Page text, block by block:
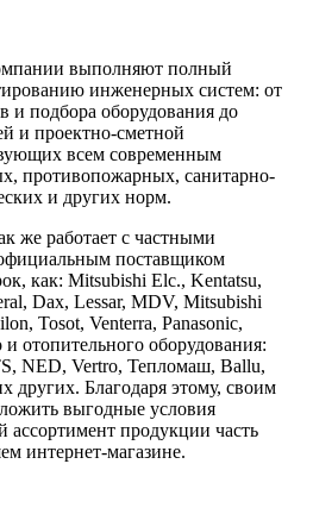
выполняют полный
инженерных систем: от
и подбора оборудования до
и проектно-сметной
всем современным
противопожарных, санитарно-
и других норм.
работает с частными
поставщиком
как: Mitsubishi Elc., Kentatsu,
Dax, Lessar, MDV, Mitsubishi
Tosot, Venterra, Panasonic,
отопительного оборудования:
NED, Vertro, Тепломаш, Ballu,
других. Благодаря этому, своим
выгодные условия
ассортимент продукции часть
интернет-магазине.